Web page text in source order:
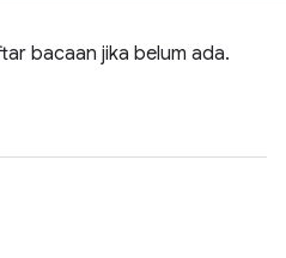
bacaan jika belum ada.